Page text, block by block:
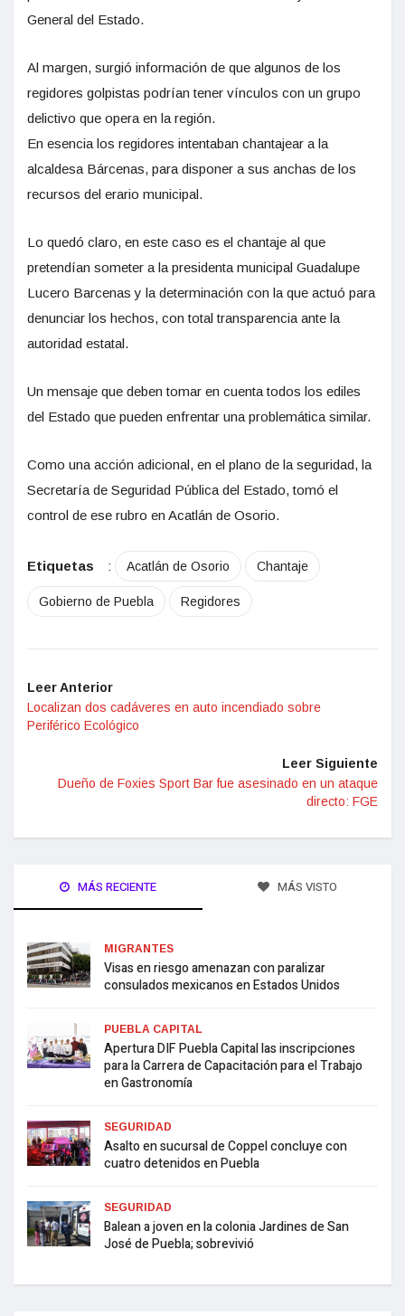
General del Estado.
Al margen, surgió información de que algunos de los
regidores golpistas podrían tener vínculos con un grupo
delictivo que opera en la región.
En esencia los regidores intentaban chantajear a la
alcaldesa Bárcenas, para disponer a sus anchas de los
recursos del erario municipal.
Lo quedó claro, en este caso es el chantaje al que
pretendían someter a la presidenta municipal Guadalupe
Lucero Barcenas y la determinación con la que actuó para
denunciar los hechos, con total transparencia ante la
autoridad estatal.
Un mensaje que deben tomar en cuenta todos los ediles
del Estado que pueden enfrentar una problemática similar.
Como una acción adicional, en el plano de la seguridad, la
Secretaría de Seguridad Pública del Estado, tomó el
control de ese rubro en Acatlán de Osorio.
Etiquetas : Acatlán de Osorio Chantaje
Gobierno de Puebla Regidores
Leer Anterior
Localizan dos cadáveres en auto incendiado sobre
Periférico Ecológico
Leer Siguiente
Dueño de Foxies Sport Bar fue asesinado en un ataque
directo: FGE
MÁS RECIENTE MÁS VISTO
MIGRANTES
Visas en riesgo amenazan con paralizar
consulados mexicanos en Estados Unidos
PUEBLA CAPITAL
Apertura DIF Puebla Capital las inscripciones
para la Carrera de Capacitación para el Trabajo
en Gastronomía
SEGURIDAD
Asalto en sucursal de Coppel concluye con
cuatro detenidos en Puebla
SEGURIDAD
Balean a joven en la colonia Jardines de San
José de Puebla; sobrevivió